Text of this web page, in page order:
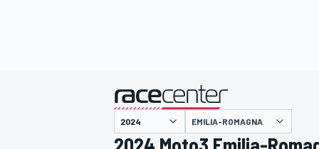
主催
EMILIA-ROMAGNA